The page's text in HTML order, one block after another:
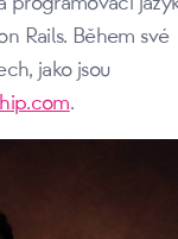
Rails. Během své
jako jsou
.